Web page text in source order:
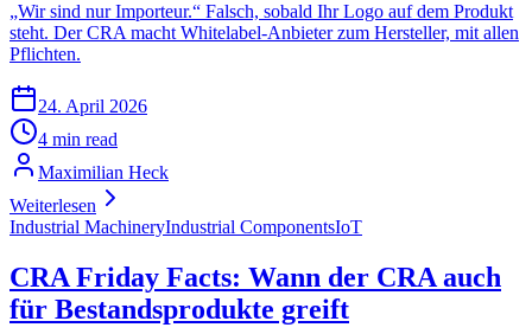
„Wir sind nur Importeur.“ Falsch, sobald Ihr Logo auf dem Produkt
steht. Der CRA macht Whitelabel-Anbieter zum Hersteller, mit allen
Pflichten.
24. April 2026
4 min read
Maximilian Heck
Weiterlesen
Industrial MachineryIndustrial ComponentsIoT
CRA Friday Facts: Wann der CRA auch
für Bestandsprodukte greift